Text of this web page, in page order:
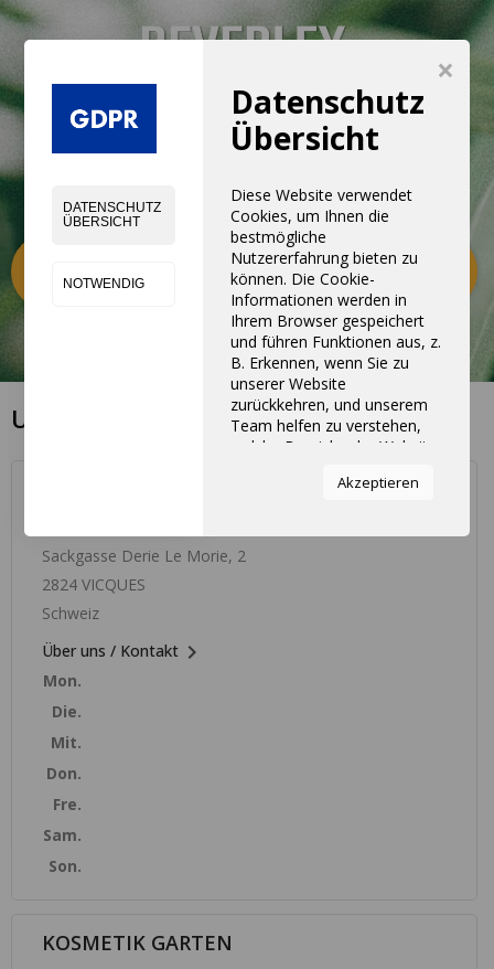
×
DATENSCHUTZ
ÜBERSICHT
NOTWENDIG
Datenschutz
Übersicht
Diese Website verwendet
Cookies, um Ihnen die
bestmögliche
Nutzererfahrung bieten zu
können. Die Cookie-
Informationen werden in
Ihrem Browser gespeichert
und führen Funktionen aus, z.
B. Erkennen, wenn Sie zu
unserer Website
zurückkehren, und unserem
Team helfen zu verstehen,
welche Bereiche der Website
nützlichsten finden.
Sie können durch die
Navigation auf die
Akzeptieren
UNSERE FILIALEN
Sackgasse Derie Le Morie, 2
2824 VICQUES
Schweiz
Über uns / Kontakt 
Mon.
Die.
Mit.
Don.
Fre.
Sam.
Son.
KOSMETIK GARTEN